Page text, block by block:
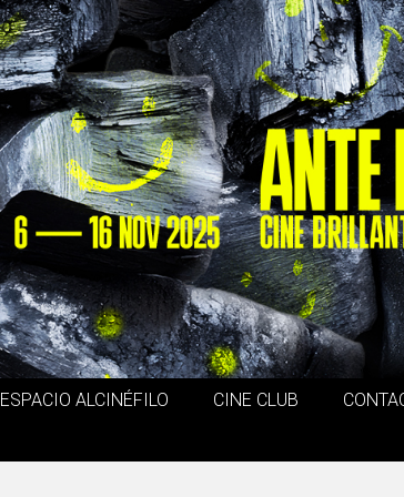
ESPACIO ALCINÉFILO CINE CLUB